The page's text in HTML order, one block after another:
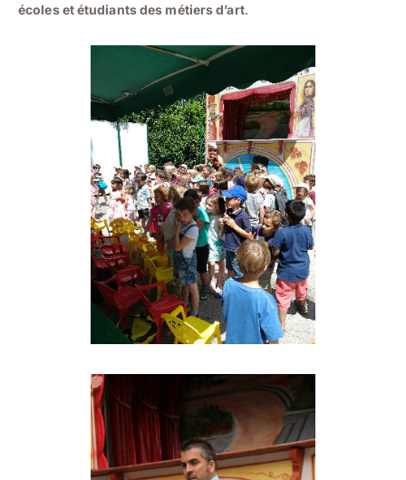
écoles et étudiants des métiers d’art.